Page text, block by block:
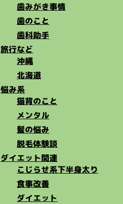
歯みがき事情
歯のこと
歯科助手
旅行など
沖縄
北海道
悩み系
猫背のこと
メンタル
髪の悩み
脱毛体験談
ダイエット関連
こじらせ系下半身太り
食事改善
ダイエット